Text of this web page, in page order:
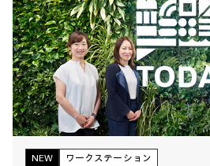
NEW ワークステーション